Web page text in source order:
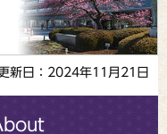
新日：2024年11月21日